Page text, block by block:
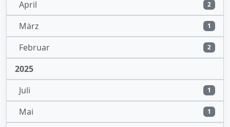
April 2
März 1
Februar 2
2025
Juli
1
Mai 1